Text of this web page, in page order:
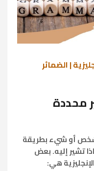
| الضمائر
محددة
أو شيء بطريقة
تشير إليه. بعض
هي: